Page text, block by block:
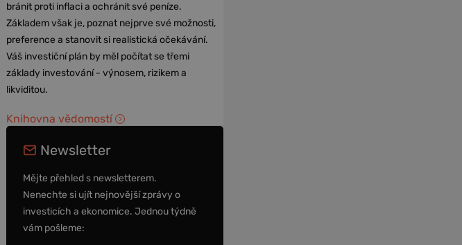
bránit proti inflaci a ochránit své peníze.
Základem však je, poznat nejprve své možnosti,
preference a stanovit si realistická očekávání.
Váš investiční plán by měl počítat se třemi
základy investování - výnosem, rizikem a
likviditou.
Knihovna vědomostí
Newsletter
Mějte přehled s newsletterem.
Nenechte si ujít nejnovější zprávy o
investicích a ekonomice. Jednou týdně
vám pošleme: